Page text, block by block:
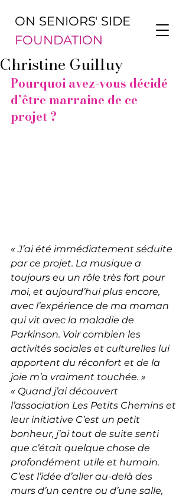
ON SENIORS' SIDE
FOUNDATION
Christine Guilluy
Pourquoi avez-vous décidé
d’être marraine de ce
projet ?
« J’ai été immédiatement séduite
par ce projet. La musique a
toujours eu un rôle très fort pour
moi, et aujourd’hui plus encore,
avec l’expérience de ma maman
qui vit avec la maladie de
Parkinson. Voir combien les
activités sociales et culturelles lui
apportent du réconfort et de la
joie m’a vraiment touchée. »
« Quand j’ai découvert
l’association Les Petits Chemins et
leur initiative C’est un petit
bonheur, j’ai tout de suite senti
que c’était quelque chose de
profondément utile et humain.
C’est l’idée d’aller au-delà des
murs d’un centre ou d’une salle,